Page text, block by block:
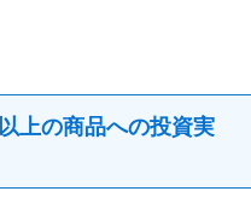
上の商品への投資実